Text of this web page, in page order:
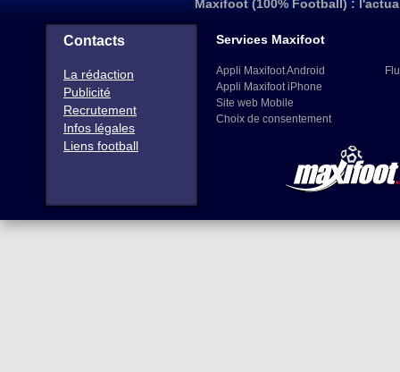
Maxifoot (100% Football) :
Contacts
La rédaction
Publicité
Recrutement
Infos légales
Liens football
Services Maxifoot
Appli Maxifoot Android
Appli Maxifoot iPhone
Site web Mobile
Choix de consentement